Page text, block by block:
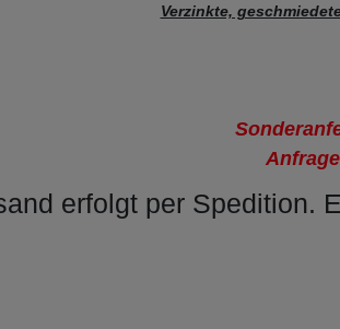
Verzinkte,
erfolgt per Spedition.